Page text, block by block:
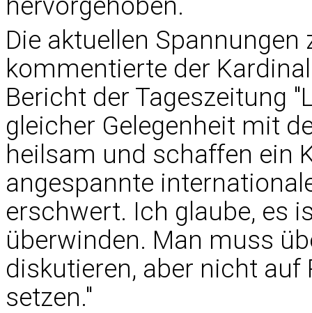
Die aktuellen Spannungen
kommentierte der
Bericht der Tageszeitung
gleicher Gelegenheit mit
heilsam und schaffen ein
angespannte
erschwert. Ich glaube, es
überwinden. Man muss
diskutieren, aber nicht auf
setzen."